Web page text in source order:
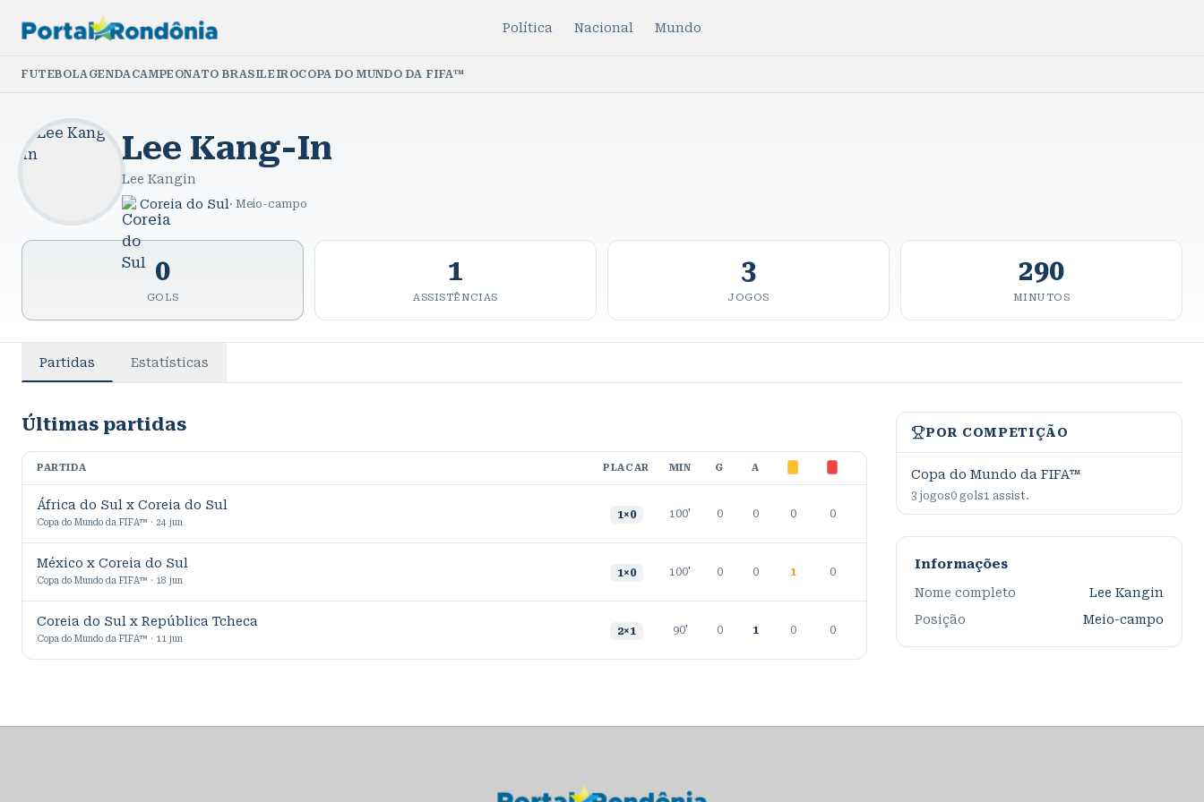
Política Nacional Mundo
FUTEBOLAGENDACAMPEONATO BRASILEIROCOPA DO MUNDO DA FIFA™
Lee Kang-In
Lee Kangin
Coreia do Sul · Meio-campo
0
GOLS
1
ASSISTÊNCIAS
3
JOGOS
290
MINUTOS
Partidas Estatísticas
Últimas partidas
PARTIDA PLACAR MIN G A
África do Sul x Coreia do Sul
Copa do Mundo da FIFA™ · 24 jun
1×0 100' 0 0 0 0
México x Coreia do Sul
Copa do Mundo da FIFA™ · 18 jun
1×0 100' 0 0 1 0
Coreia do Sul x República Tcheca
Copa do Mundo da FIFA™ · 11 jun
2×1 90' 0 1 0 0
POR COMPETIÇÃO
Copa do Mundo da FIFA™
3 jogos0 gols1 assist.
Informações
Nome completo
Lee Kangin
Posição
Meio-campo